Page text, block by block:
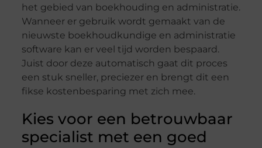
het gebied van boekhouding en administratie.
Wanneer er gebruik wordt gemaakt van de
nieuwste boekhoudkundige en administratie
software kan er veel tijd worden bespaard.
Juist door deze automatisch gaat dit proces
een stuk sneller, preciezer en brengt dit een
fikse kostenbesparing met zich mee.
Kies voor een betrouwbaar
specialist met een goed